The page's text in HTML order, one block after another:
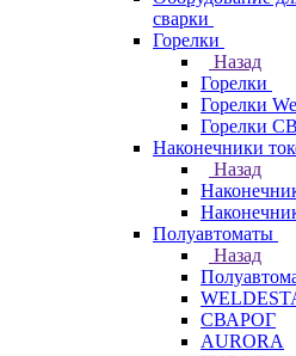
сварки
Горелки
Назад
Горелки
Горелки
Горелки
Наконечники
Назад
Полуавтоматы
Назад
СВАРОГ
AURORA